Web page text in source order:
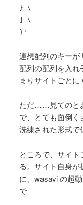
} \
] \
}'
連想配列のキー
配列の配列を入
まりサイトごとに
ただ……見てのと
で、とても面倒
洗練された形式で
ところで、サイ
る。サイト自身
に、wasavi の起
で